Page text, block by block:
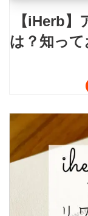
【iHerb
は？知っ